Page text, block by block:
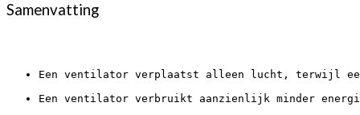
Samenvatting
Een ventilator verplaatst alleen lucht, terwijl
Een ventilator verbruikt aanzienlijk minder